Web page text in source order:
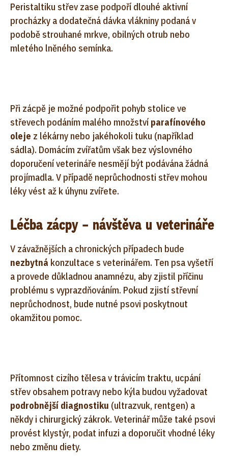
Peristaltiku střev zase podpoří dlouhé aktivní
procházky a dodatečná dávka vlákniny podaná v
podobě strouhané mrkve, obilných otrub nebo
mletého lněného semínka.
Při zácpě je možné podpořit pohyb stolice ve
střevech podáním malého množství parafínového
oleje z lékárny nebo jakéhokoli tuku (například
sádla). Domácím zvířatům však bez výslovného
doporučení veterináře nesmějí být podávána žádná
projímadla. V případě neprůchodnosti střev mohou
léky vést až k úhynu zvířete.
Léčba zácpy – návštěva u veterináře
V závažnějších a chronických případech bude
nezbytná konzultace s veterinářem. Ten psa vyšetří
a provede důkladnou anamnézu, aby zjistil příčinu
problému s vyprazdňováním. Pokud zjistí střevní
neprůchodnost, bude nutné psovi poskytnout
okamžitou pomoc.
Přítomnost cizího tělesa v trávicím traktu, ucpání
střev obsahem potravy nebo kýla budou vyžadovat
podrobnější diagnostiku (ultrazvuk, rentgen) a
někdy i chirurgický zákrok. Veterinář může také psovi
provést klystýr, podat infuzi a doporučit vhodné léky
nebo změnu diety.